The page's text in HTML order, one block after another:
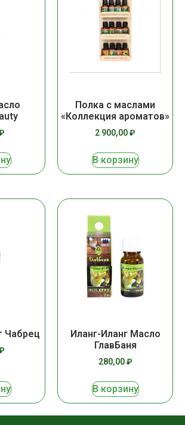
Полка с маслами
«Коллекция ароматов»
2 900,00₽
В корзину
Чабрец
Иланг-Иланг Масло
ГлавБаня
280,00₽
В корзину